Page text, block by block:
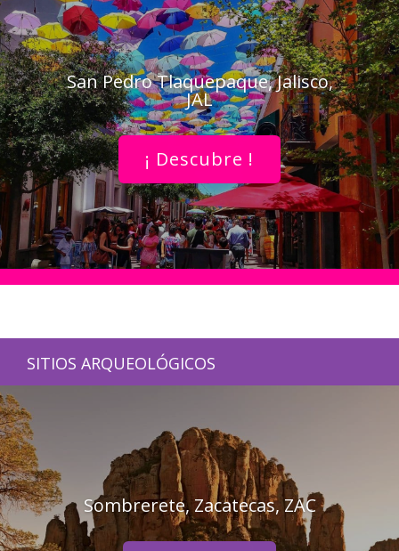
San Pedro Tlaquepaque, Jalisco,
JAL
¡ Descubre !
SITIOS ARQUEOLÓGICOS
Sombrerete, Zacatecas, ZAC